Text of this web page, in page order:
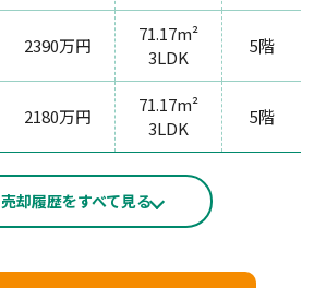
2390万円
71.17m²
3LDK
5階
2180万円
71.17m²
3LDK
5階
売却履歴をすべて見る